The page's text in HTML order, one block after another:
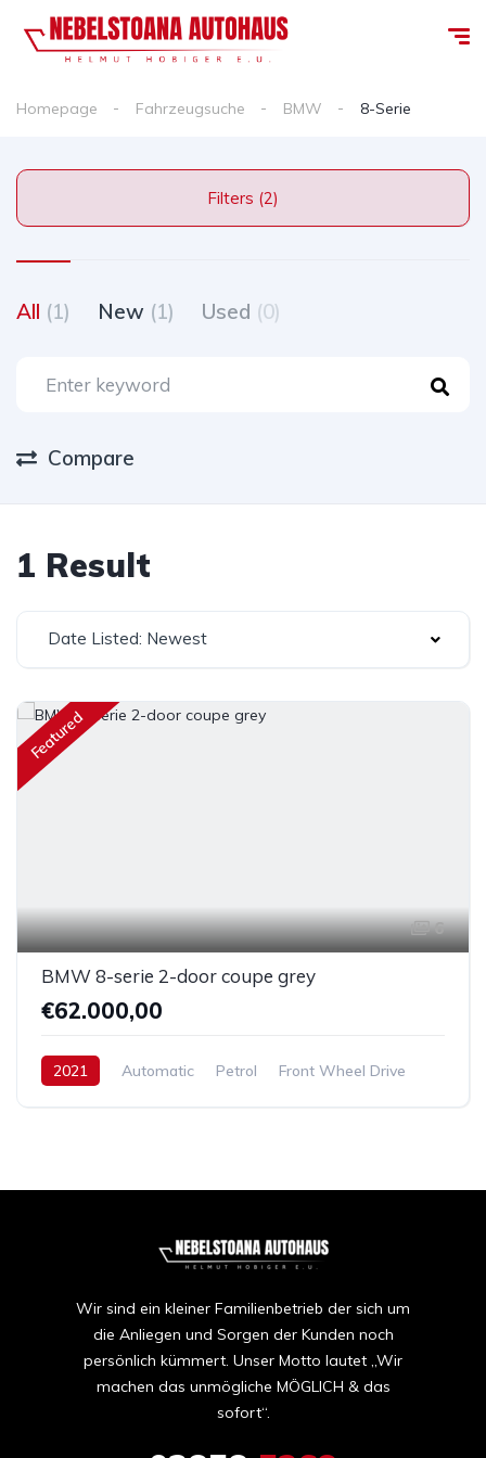
Homepage Fahrzeugsuche BMW 8-Serie
Filters (2)
All (1) New (1) Used (0)
Compare
1 Result
Date Listed: Newest
Featured
6
BMW 8-serie 2-door coupe grey
€62.000,00
2021 Automatic Petrol Front Wheel Drive
Wir sind ein kleiner Familienbetrieb der sich um
die Anliegen und Sorgen der Kunden noch
persönlich kümmert. Unser Motto lautet „Wir
machen das unmögliche MÖGLICH & das
sofort“.